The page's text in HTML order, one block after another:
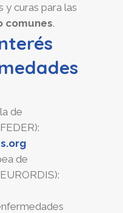
curas para las
comunes.
de
de